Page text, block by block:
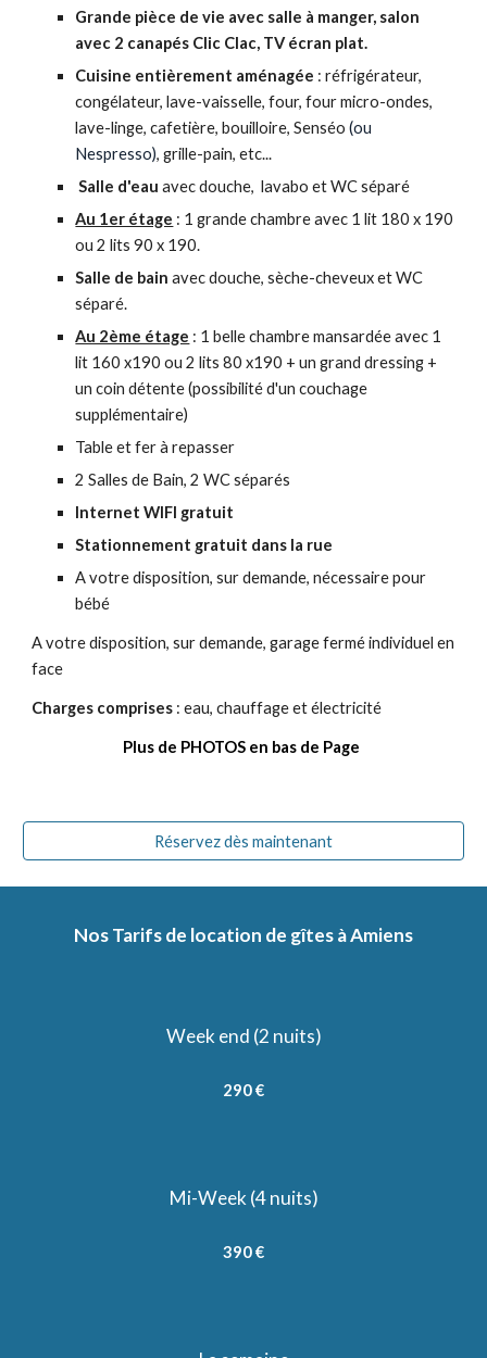
Grande pièce de vie avec salle à manger, salon
avec 2 canapés Clic Clac, TV écran plat.
Cuisine entièrement aménagée : réfrigérateur,
congélateur, lave-vaisselle, four, four micro-ondes,
lave-linge, cafetière, bouilloire, Senséo(ou
Nespresso), grille-pain, etc...
Salle d'eauavec douche, lavabo et WC séparé
Au 1er étage : 1 grande chambre avec 1 lit 180 x 190
ou 2 lits 90 x 190.
Salle de bain avec douche, sèche-cheveux et WC
séparé.
Au 2ème étage : 1 belle chambre mansardée avec 1
lit 160 x190 ou 2 lits 80 x190 + un grand dressing +
un coin détente (possibilité d'un couchage
supplémentaire)
Table et fer à repasser
2 Salles de Bain, 2 WC séparés
Internet WIFI gratuit
Stationnement gratuit dans la rue
A votre disposition, sur demande, nécessaire pour
bébé
A votre disposition, sur demande, garage fermé individuel en
face
Charges comprises : eau, chauffage et électricité
Plus de PHOTOS en bas de Page
Réservez dès maintenant
Nos Tarifs de location de gîtes à Amiens
Week end (2 nuits)
290 €
Mi-Week (4 nuits)
390 €